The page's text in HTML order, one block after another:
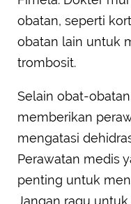
obatan, seperti
obatan lain untuk
trombosit.
Selain obat-
memberikan
mengatasi
Perawatan medis
penting untuk
Jangan ragu